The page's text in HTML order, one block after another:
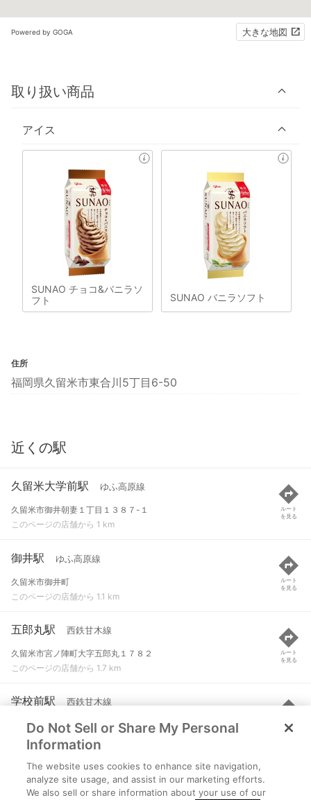
Powered by GOGA 大きな地図
取り扱い商品
アイス
SUNAO チョコ&バニラソ
フト
SUNAO バニラソフト
住所
福岡県久留米市東合川5丁目6-50
近くの駅
久留米大学前駅 ゆふ高原線
久留米市御井朝妻１丁目１３８７-１
このページの店舗から 1 km
ルート
を見る
御井駅 ゆふ高原線
久留米市御井町
このページの店舗から 1.1 km
ルート
を見る
五郎丸駅 西鉄甘木線
久留米市宮ノ陣町大字五郎丸１７８２
このページの店舗から 1.7 km
ルート
を見る
学校前駅 西鉄甘木線
久留米市宮ノ陣町大杜３９１-１
このページの店舗から 1.9 km
ルート
を見る
宮の陣駅 西鉄天神大牟田線 など
久留米市宮ノ陣町大字宮瀬２４７-２
Do Not Sell or Share My Personal
Information
The website uses cookies to enhance site navigation,
analyze site usage, and assist in our marketing efforts.
We also sell or share information about your use of our